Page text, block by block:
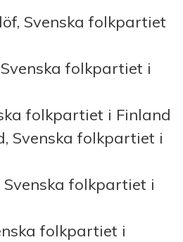
Svenska folkpartiet
folkpartiet i
folkpartiet i Finland
Svenska folkpartiet i
folkpartiet i
folkpartiet i